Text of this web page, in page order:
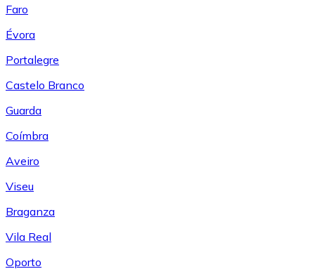
Faro
Évora
Portalegre
Castelo Branco
Guarda
Coímbra
Aveiro
Viseu
Braganza
Vila Real
Oporto